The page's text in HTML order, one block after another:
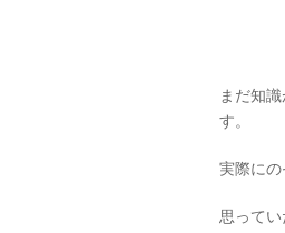
まだ知
す。
実際に
思って